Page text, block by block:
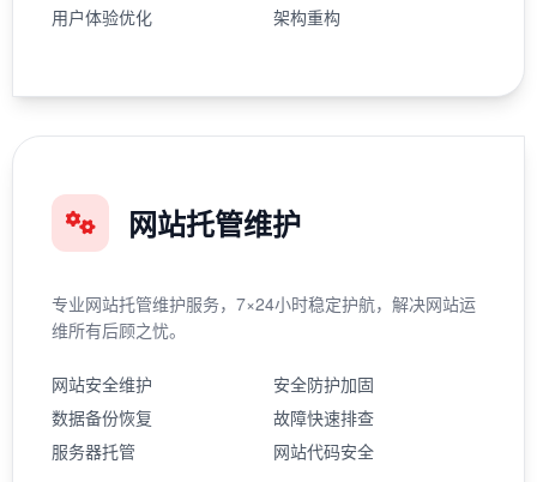
用户体验优化
架构重构
网站托管维护
专业网站托管维护服务，7×24小时稳定护航，解决网站运
维所有后顾之忧。
网站安全维护
安全防护加固
数据备份恢复
故障快速排查
服务器托管
网站代码安全